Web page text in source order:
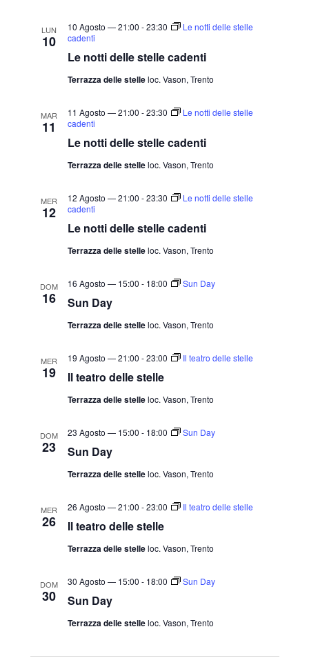
LUN
10
Le notti delle stelle cadenti
10 Agosto — 21:00 -23:30
Le notti delle stelle
cadenti
Terrazza delle stelleloc. Vason, Trento
MAR
11
Le notti delle stelle cadenti
11 Agosto — 21:00 -23:30
Le notti delle stelle
cadenti
Terrazza delle stelleloc. Vason, Trento
MER
12
Le notti delle stelle cadenti
12 Agosto — 21:00 -23:30
Le notti delle stelle
cadenti
Terrazza delle stelleloc. Vason, Trento
DOM
16 Sun Day
16 Agosto — 15:00 - 18:00 Sun Day
Terrazza delle stelleloc. Vason, Trento
MER
19 Il teatro delle stelle
19 Agosto — 21:00 -23:00 Il teatro delle stelle
Terrazza delle stelleloc. Vason, Trento
DOM
23 Sun Day
23 Agosto — 15:00 - 18:00 Sun Day
Terrazza delle stelleloc. Vason, Trento
MER
26 Il teatro delle stelle
26 Agosto — 21:00 -23:00 Il teatro delle stelle
Terrazza delle stelleloc. Vason, Trento
DOM
30 Sun Day
30 Agosto — 15:00 - 18:00 Sun Day
Terrazza delle stelleloc. Vason, Trento